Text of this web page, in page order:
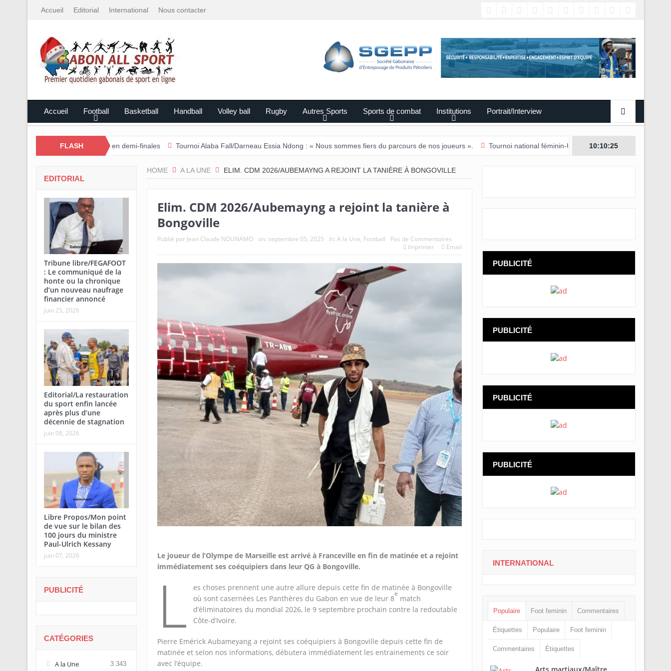
Accueil Editorial International Nous contacter
Accueil Football Basketball Handball Volley ball Rugby Autres Sports Sports de combat Institutions Portrait/Interview
FLASH
rejoint l’Estuaire en demi-finales Tournoi Alaba Fall/Darneau Essia Ndong : « Nous sommes fiers du parcours de nos joueurs ». Tournoi national féminin-U20/L’Estuaire première équipe qualifiée
10:10:26
HOME A LA UNE ELIM. CDM 2026/AUBEMAYNG A REJOINT LA TANIÈRE À BONGOVILLE
Elim. CDM 2026/Aubemayng a rejoint la tanière à
Bongoville
Publié par Jean Claude NOUNAMO on: septembre 05, 2025 In: A la Une, Football
Pas de Commentaires
Imprimer
Email
Le joueur de l’Olympe de Marseille est arrivé à Franceville en fin de matinée et a rejoint
immédiatement ses coéquipiers dans leur QG à Bongoville.
L
es choses prennent une autre allure depuis cette fin de matinée à Bongoville
où sont casernées Les Panthères du Gabon en vue de leur 8
e
match
d’éliminatoires du mondial 2026, le 9 septembre prochain contre la redoutable
Côte-d’Ivoire.
Pierre Emérick Aubameyang a rejoint ses coéquipiers à Bongoville depuis cette fin de
matinée et selon nos informations, débutera immédiatement les entrainements ce soir
avec l’équipe.
EDITORIAL
Tribune libre/FEGAFOOT
: Le communiqué de la
honte ou la chronique
d’un nouveau naufrage
financier annoncé
juin 25, 2026
Editorial/La restauration
du sport enfin lancée
après plus d’une
décennie de stagnation
juin 08, 2026
Libre Propos/Mon point
de vue sur le bilan des
100 jours du ministre
Paul-Ulrich Kessany
juin 07, 2026
PUBLICITÉ
CATÉGORIES
A la Une 3 343
PUBLICITÉ
PUBLICITÉ
PUBLICITÉ
PUBLICITÉ
INTERNATIONAL
Populaire Foot feminin Commentaires
Étiquettes Populaire Foot feminin
Commentaires Étiquettes